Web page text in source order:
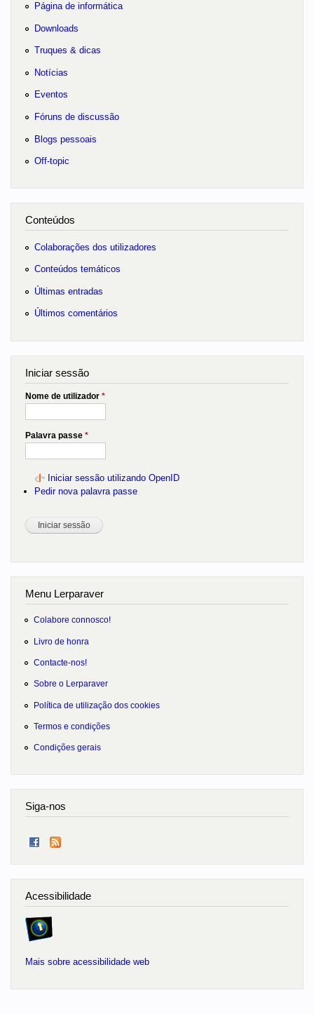
Página de informática
Downloads
Truques & dicas
Notícias
Eventos
Fóruns de discussão
Blogs pessoais
Off-topic
Conteúdos
Colaborações dos utilizadores
Conteúdos temáticos
Últimas entradas
Últimos comentários
Iniciar sessão
Nome de utilizador *
Palavra passe *
Iniciar sessão utilizando OpenID
Pedir nova palavra passe
Menu Lerparaver
Colabore connosco!
Livro de honra
Contacte-nos!
Sobre o Lerparaver
Política de utilização dos cookies
Termos e condições
Condições gerais
Siga-nos
Acessibilidade
Mais sobre acessibilidade web